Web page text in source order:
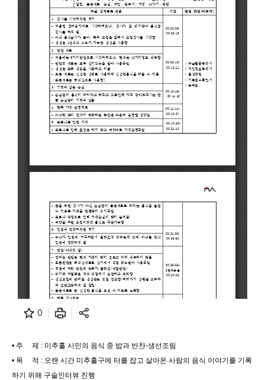
0
• 주 제 : 미추홀 시민의 음식 중 밥과 반찬-생선조림
• 목 적 : 오랜 시간 미추홀구에 터를 잡고 살아온 사람의 음식 이야기를 기록
하기 위해 구술인터뷰 진행